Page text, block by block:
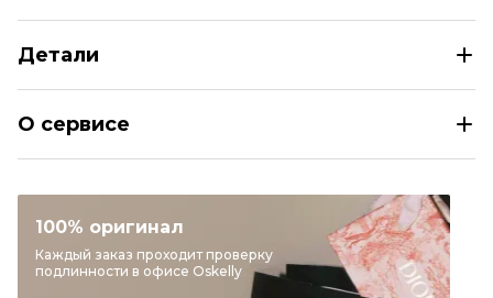
Детали
Категория
Повседневные платья
Бренд
EMPORIO ARMANI
Материал одежды
Другое
О сервисе
100% оригинал
Каждый заказ проходит проверку
подлинности в офисе Oskelly